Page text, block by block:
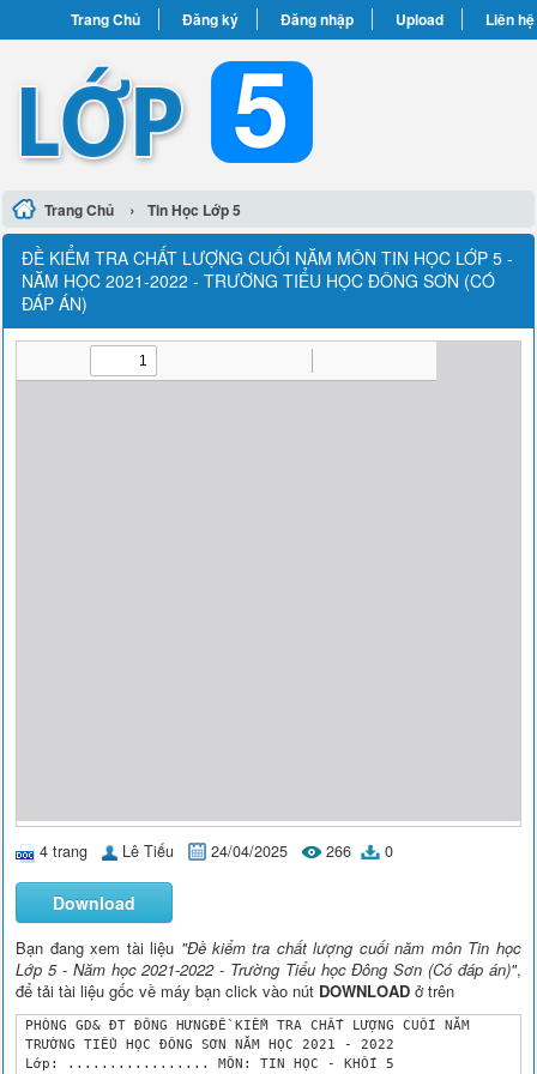
Trang Chủ Đăng ký Đăng nhập Upload Liên hệ
Trang Chủ › Tin Học Lớp 5
ĐỀ KIỂM TRA CHẤT LƯỢNG CUỐI NĂM MÔN TIN HỌC LỚP 5 -
NĂM HỌC 2021-2022 - TRƯỜNG TIỂU HỌC ĐÔNG SƠN (CÓ
ĐÁP ÁN)
4 trang Lê Tiếu 24/04/2025 266 0
Download
Bạn đang xem tài liệu "Đề kiểm tra chất lượng cuối năm môn Tin học
Lớp 5 - Năm học 2021-2022 - Trường Tiểu học Đông Sơn (Có đáp án)",
để tải tài liệu gốc về máy bạn click vào nút DOWNLOAD ở trên
PHÒNG GD& ĐT ĐÔNG HƯNGĐỀ KIỂM TRA CHẤT LƯỢNG CUỐI NĂM
TRƯỜNG TIỂU HỌC ĐÔNG SƠN NĂM HỌC 2021 - 2022
Lớp: ................. MÔN: TIN HỌC - KHỐI 5